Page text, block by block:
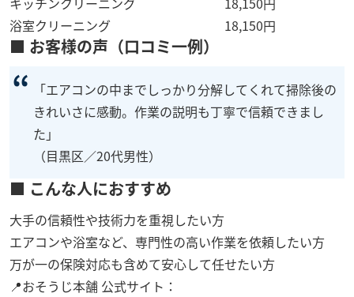
浴室クリーニング
18,150円
■ お客様の声（口コミ一例）
「エアコンの中までしっかり分解してくれて掃除後の
きれいさに感動。作業の説明も丁寧で信頼できまし
た」
（目黒区／20代男性）
■ こんな人におすすめ
大手の信頼性や技術力を重視したい方
エアコンや浴室など、専門性の高い作業を依頼したい方
万が一の保険対応も含めて安心して任せたい方
📍おそうじ本舗 公式サイト：